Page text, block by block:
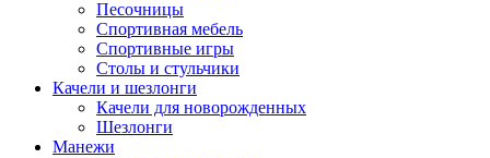
Песочницы
Спортивная мебель
Спортивные игры
Столы и стульчики
Качели и шезлонги
Качели для новорожденных
Шезлонги
Манежи